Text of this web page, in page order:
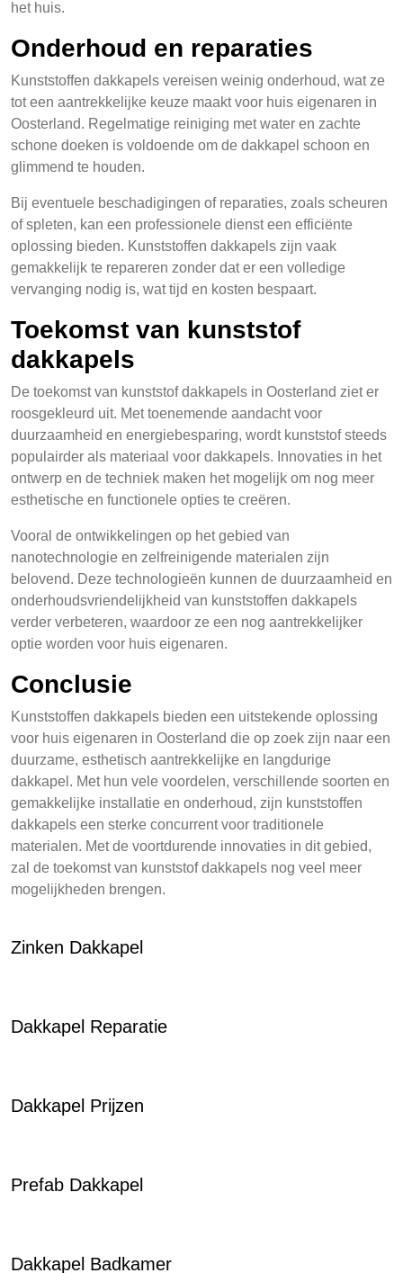
het huis.
Onderhoud en reparaties
Kunststoffen dakkapels vereisen weinig onderhoud, wat ze
tot een aantrekkelijke keuze maakt voor huis eigenaren in
Oosterland. Regelmatige reiniging met water en zachte
schone doeken is voldoende om de dakkapel schoon en
glimmend te houden.
Bij eventuele beschadigingen of reparaties, zoals scheuren
of spleten, kan een professionele dienst een efficiënte
oplossing bieden. Kunststoffen dakkapels zijn vaak
gemakkelijk te repareren zonder dat er een volledige
vervanging nodig is, wat tijd en kosten bespaart.
Toekomst van kunststof
dakkapels
De toekomst van kunststof dakkapels in Oosterland ziet er
roosgekleurd uit. Met toenemende aandacht voor
duurzaamheid en energiebesparing, wordt kunststof steeds
populairder als materiaal voor dakkapels. Innovaties in het
ontwerp en de techniek maken het mogelijk om nog meer
esthetische en functionele opties te creëren.
Vooral de ontwikkelingen op het gebied van
nanotechnologie en zelfreinigende materialen zijn
belovend. Deze technologieën kunnen de duurzaamheid en
onderhoudsvriendelijkheid van kunststoffen dakkapels
verder verbeteren, waardoor ze een nog aantrekkelijker
optie worden voor huis eigenaren.
Conclusie
Kunststoffen dakkapels bieden een uitstekende oplossing
voor huis eigenaren in Oosterland die op zoek zijn naar een
duurzame, esthetisch aantrekkelijke en langdurige
dakkapel. Met hun vele voordelen, verschillende soorten en
gemakkelijke installatie en onderhoud, zijn kunststoffen
dakkapels een sterke concurrent voor traditionele
materialen. Met de voortdurende innovaties in dit gebied,
zal de toekomst van kunststof dakkapels nog veel meer
mogelijkheden brengen.
Zinken Dakkapel
Dakkapel Reparatie
Dakkapel Prijzen
Prefab Dakkapel
Dakkapel Badkamer